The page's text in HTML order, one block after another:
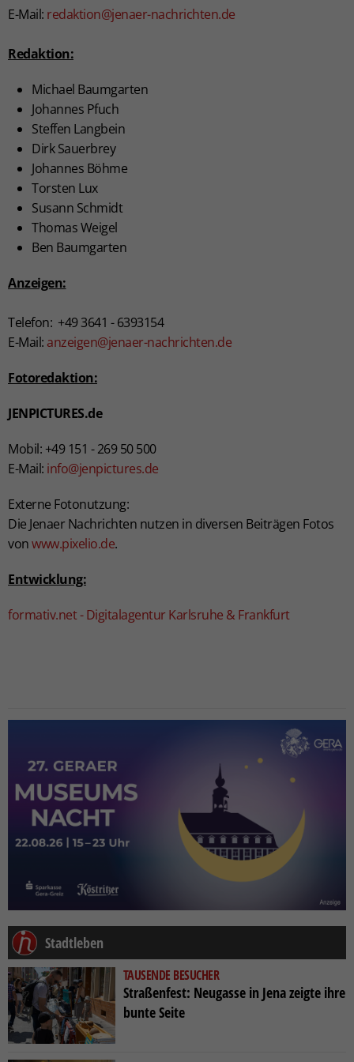
E-Mail: redaktion@jenaer-nachrichten.de
Redaktion:
Michael Baumgarten
Johannes Pfuch
Steffen Langbein
Dirk Sauerbrey
Johannes Böhme
Torsten Lux
Susann Schmidt
Thomas Weigel
Ben Baumgarten
Anzeigen:
Telefon: +49 3641 - 6393154
E-Mail: anzeigen@jenaer-nachrichten.de
Fotoredaktion:
JENPICTURES.de
Mobil: +49 151 - 269 50 500
E-Mail: info@jenpictures.de
Externe Fotonutzung:
Die Jenaer Nachrichten nutzen in diversen Beiträgen Fotos
vonwww.pixelio.de.
Entwicklung:
formativ.net - Digitalagentur Karlsruhe & Frankfurt
Stadtleben
TAUSENDE BESUCHER
Straßenfest: Neugasse in Jena zeigte ihre
bunte Seite